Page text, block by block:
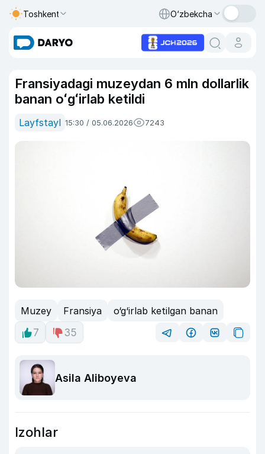
Toshkent O‘zbekcha
Fransiyadagi muzeydan 6 mln dollarlik
banan oʻgʻirlab ketildi
Layfstayl 15:30 / 05.06.2026 7243
Muzey Fransiya
o‘g‘irlab ketilgan banan
7
35
Asila Aliboyeva
Izohlar